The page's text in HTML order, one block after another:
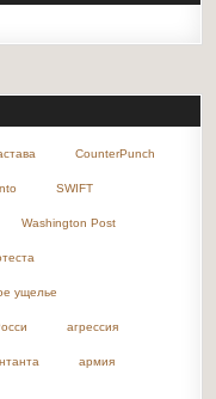
CounterPunch
SWIFT
Washington Post
ущелье
агрессия
армия